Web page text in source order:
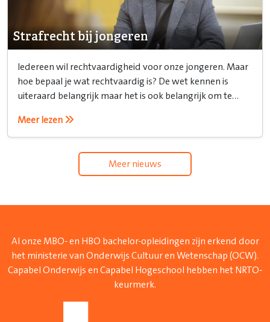
Strafrecht bij jongeren
Iedereen wil rechtvaardigheid voor onze jongeren. Maar
hoe bepaal je wat rechtvaardig is? De wet kennen is
uiteraard belangrijk maar het is ook belangrijk om te
Meer lezen
Meer nieuws
Al onze MBO- en HBO bachelor-opleidingen zijn erkend door
het ministerie van Onderwijs Cultuur en Wetenschap (OCW).
Capabel Onderwijs en Capabel Hogeschool hebben het NRTO-
keurmerk.